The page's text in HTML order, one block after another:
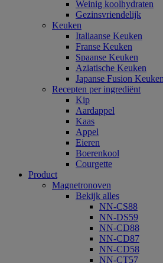
Weinig koolhydraten
Gezinsvriendelijk
Keuken
Italiaanse Keuken
Franse Keuken
Spaanse Keuken
Aziatische Keuken
Japanse Fusion Keuken
Recepten per ingrediënt
Kip
Aardappel
Kaas
Appel
Eieren
Boerenkool
Courgette
Product
Magnetronoven
Bekijk alles
NN-CS88
NN-DS59
NN-CD88
NN-CD87
NN-CD58
NN-CT57